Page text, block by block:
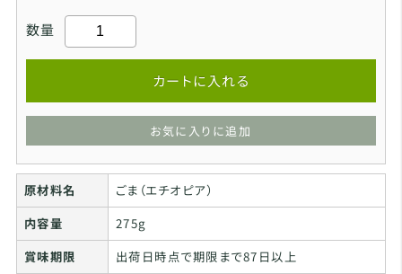
数量
カートに入れる
お気に入りに追加
原材料名
ごま（エチオピア）
内容量
275g
賞味期限
出荷日時点で期限まで87日以上